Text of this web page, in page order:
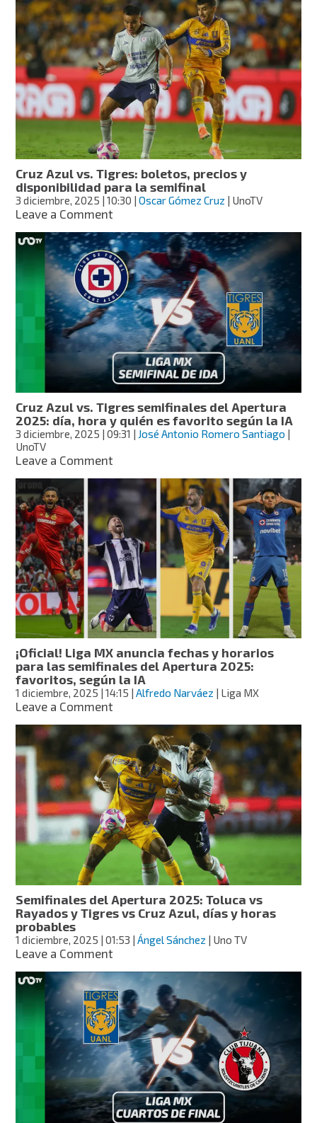
la
12
o
por
la
9!
Toluca
y
Tigres
buscarán
el
título
de
la
Liga
Cruz Azul vs. Tigres: boletos, precios y
disponibilidad para la semifinal
3 diciembre, 2025 | 10:30 |Oscar Gómez Cruz | UnoTV
Leave a Commenton
Azul
vs.
Tigres:
boletos,
precios
y
disponibilidad
para
la
semifinal
Cruz Azul vs. Tigres semifinales del Apertura
2025: día, hora y quién es favorito según la IA
3 diciembre, 2025 | 09:31 | José Antonio Romero Santiago |
UnoTV
Leave a Commenton
Azul
vs.
Tigres
semifinales
del
Apertura
2025:
día,
hora
y
quién
es
favorito
según
la
IA
¡Oficial! Liga MX anuncia fechas y horarios
para las semifinales del Apertura 2025:
favoritos, según la IA
1 diciembre, 2025 | 14:15 |Alfredo Narváez | Liga MX
Leave a Commenton
Liga
anuncia
fechas
y
horarios
para
las
semifinales
Apertura
2025:
favoritos,
según
IA
Semifinales del Apertura 2025: Toluca vs
Rayados y Tigres vs Cruz Azul, días y horas
probables
1 diciembre, 2025 | 01:53 |Ángel Sánchez | Uno TV
Leave a Commenton
del
Apertura
2025:
Toluca
vs
Rayados
y
Tigres
vs
Cruz